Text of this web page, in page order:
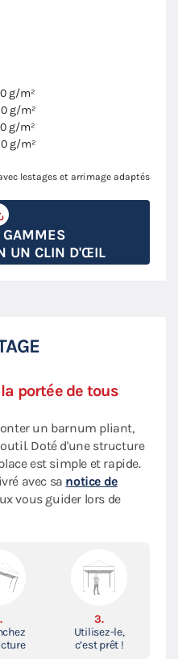
g/m²
g/m²
g/m²
g/m²
lestages et arrimage adaptés
GAMMES
UN CLIN D'ŒIL
portée de tous
un barnum pliant,
Doté d'une structure
est simple et rapide.
avec sa notice de
vous guider lors de
3.
Utilisez-le,
c’est prêt !